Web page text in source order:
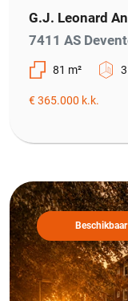
G.J. Leonard
7411 AS
81 m² 3
€ 365.000 k.k.
Beschikbaar